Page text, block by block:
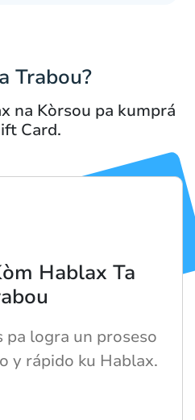
Trabou?
na Kòrsou pa kumprá
Card.
Hablax Ta
pa logra un proseso
y rápido ku Hablax.